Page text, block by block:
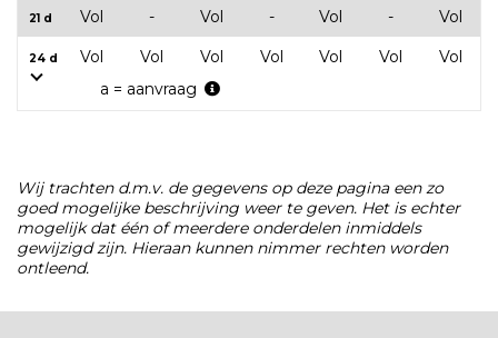
21 d Vol - Vol - Vol - Vol
24 d Vol Vol Vol Vol Vol Vol
Vol
a = aanvraag
Wij trachten d.m.v. de gegevens op deze pagina een zo
goed mogelijke beschrijving weer te geven. Het is echter
mogelijk dat één of meerdere onderdelen inmiddels
gewijzigd zijn. Hieraan kunnen nimmer rechten worden
ontleend.